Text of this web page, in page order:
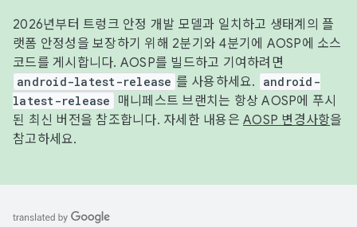
2026년부터 트렁크 안정 개발 모델과 일치하고 생태계의 플
랫폼 안정성을 보장하기 위해 2분기와 4분기에 AOSP에 소스
코드를 게시합니다. AOSP를 빌드하고 기여하려면
android-latest-release 를 사용하세요.
android-
latest-release
매니페스트 브랜치는 항상 AOSP에 푸시
된 최신 버전을 참조합니다. 자세한 내용은 AOSP 변경사항을
참고하세요.